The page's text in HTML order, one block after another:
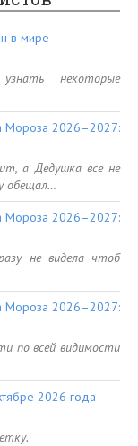
в мире
некоторые
Мороза 2026–2027:
а Дедушка все не
обещал…
Мороза 2026–2027:
не видела чтоб
Мороза 2026–2027:
по всей видимости
2026 года